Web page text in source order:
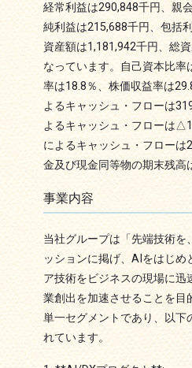
経常利益は290,848千円、親
純利益は215,688千円、包括
資産額は1,181,942千円、総
なっています。自己資本比率
率は18.8％、株価収益率は
よるキャッシュ・フローは
よるキャッシュ・フローは
によるキャッシュ・フローは
金及び現金同等物の期末残高
事業内容
当社グループは「先端技術を
ッションに掲げ、AIをはじめ
ア技術をビジネスの現場に迅
業創出を加速させることを目
単一セグメントであり、以下
れています。